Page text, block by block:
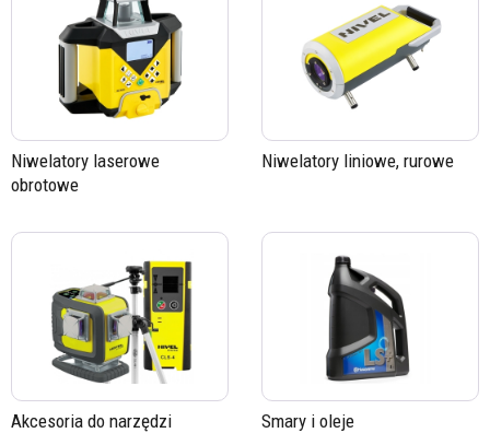
Niwelatory laserowe
obrotowe
Niwelatory liniowe, rurowe
Akcesoria do narzędzi
Smary i oleje